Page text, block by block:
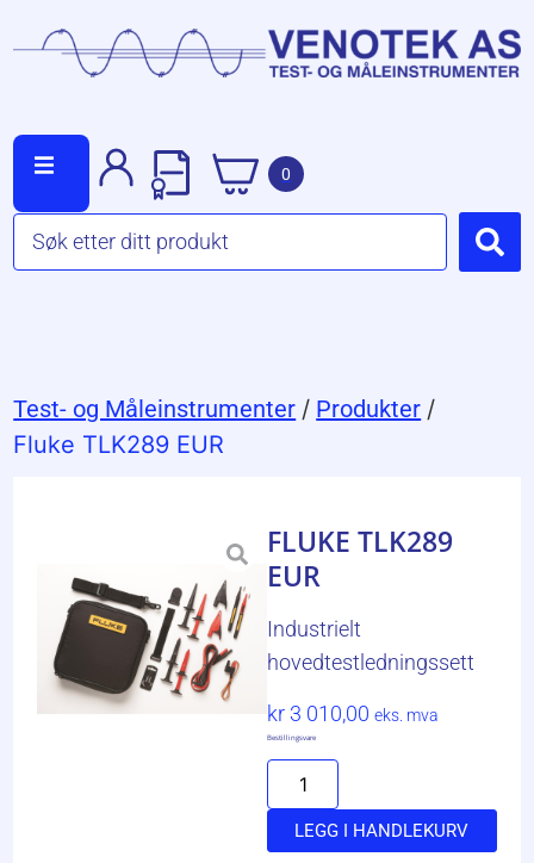
0
Test- og Måleinstrumenter / Produkter /
Fluke TLK289 EUR
FLUKE TLK289
EUR
Industrielt
hovedtestledningssett
kr 3 010,00 eks. mva
Bestillingsvare
LEGG I HANDLEKURV